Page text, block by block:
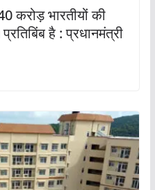
करोड़ भारतीयों की
है : प्रधानमंत्री